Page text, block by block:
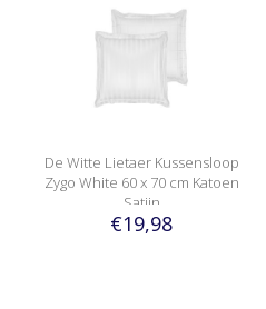
De Witte Lietaer Kussensloop
Zygo White 60 x 70 cm Katoen
Satijn
€19,98